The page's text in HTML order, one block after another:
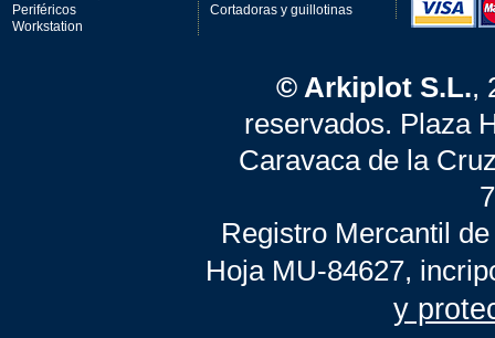
Periféricos
Workstation
Cortadoras y guillotinas
© Arkiplot S.L.,
reservados. Plaza
Caravaca de la
Registro Mercantil
Hoja MU-84627,
y